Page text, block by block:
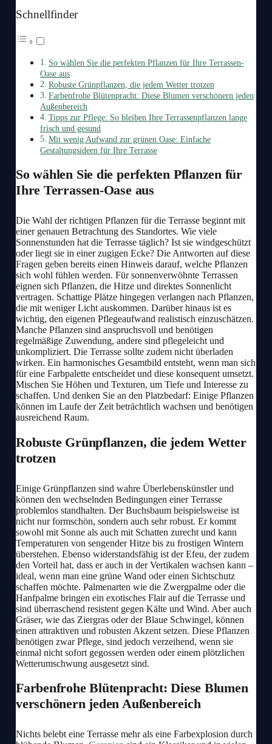
Schnellfinder
So wählen Sie die perfekten Pflanzen für Ihre Terrassen-
Oase aus
Robuste Grünpflanzen, die jedem Wetter trotzen
Farbenfrohe Blütenpracht: Diese Blumen verschönern jeden
Außenbereich
Tipps zur Pflege: So bleiben Ihre Terrassenpflanzen lange
frisch und gesund
Mit wenig Aufwand zur grünen Oase: Einfache
Gestaltungsideen für Ihre Terrasse
So wählen Sie die perfekten Pflanzen für
Ihre Terrassen-Oase aus
Die Wahl der richtigen Pflanzen für die Terrasse beginnt mit
einer genauen Betrachtung des Standortes. Wie viele
Sonnenstunden hat die Terrasse täglich? Ist sie windgeschützt
oder liegt sie in einer zugigen Ecke? Die Antworten auf diese
Fragen geben bereits einen Hinweis darauf, welche Pflanzen
sich wohl fühlen werden. Für sonnenverwöhnte Terrassen
eignen sich Pflanzen, die Hitze und direktes Sonnenlicht
vertragen. Schattige Plätze hingegen verlangen nach Pflanzen,
die mit weniger Licht auskommen. Darüber hinaus ist es
wichtig, den eigenen Pflegeaufwand realistisch einzuschätzen.
Manche Pflanzen sind anspruchsvoll und benötigen
regelmäßige Zuwendung, andere sind pflegeleicht und
unkompliziert. Die Terrasse sollte zudem nicht überladen
wirken. Ein harmonisches Gesamtbild entsteht, wenn man sich
für eine Farbpalette entscheidet und diese konsequent umsetzt.
Mischen Sie Höhen und Texturen, um Tiefe und Interesse zu
schaffen. Und denken Sie an den Platzbedarf: Einige Pflanzen
können im Laufe der Zeit beträchtlich wachsen und benötigen
ausreichend Raum.
Robuste Grünpflanzen, die jedem Wetter
trotzen
Einige Grünpflanzen sind wahre Überlebenskünstler und
können den wechselnden Bedingungen einer Terrasse
problemlos standhalten. Der Buchsbaum beispielsweise ist
nicht nur formschön, sondern auch sehr robust. Er kommt
sowohl mit Sonne als auch mit Schatten zurecht und kann
Temperaturen von sengender Hitze bis zu frostigen Wintern
überstehen. Ebenso widerstandsfähig ist der Efeu, der zudem
den Vorteil hat, dass er auch in der Vertikalen wachsen kann –
ideal, wenn man eine grüne Wand oder einen Sichtschutz
schaffen möchte. Palmenarten wie die Zwergpalme oder die
Hanfpalme bringen ein exotisches Flair auf die Terrasse und
sind überraschend resistent gegen Kälte und Wind. Aber auch
Gräser, wie das Ziergras oder der Blaue Schwingel, können
einen attraktiven und robusten Akzent setzen. Diese Pflanzen
benötigen zwar Pflege, sind jedoch verzeihend, wenn sie
einmal nicht sofort gegossen werden oder einem plötzlichen
Wetterumschwung ausgesetzt sind.
Farbenfrohe Blütenpracht: Diese Blumen
verschönern jeden Außenbereich
Nichts belebt eine Terrasse mehr als eine Farbexplosion durch